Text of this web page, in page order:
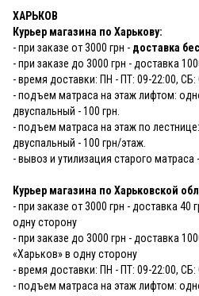
ХАРЬКОВ
Курьер магазина по Харькову:
- при заказе от 3000 грн - доставка
- при заказе до 3000 грн - доставка
- время доставки: ПН - ПТ: 09-22:00, СБ:
- подъем матраса на этаж лифтом:
двуспальный - 100 грн.
- подъем матраса на этаж по
двуспальный - 100 грн/этаж.
- вывоз и утилизация старого матраса -
Курьер магазина по Харьковской
- при заказе от 3000 грн - доставка 40
одну сторону
- при заказе до 3000 грн - доставка
«Харьков» в одну сторону
- время доставки: ПН - ПТ: 09-22:00, СБ:
- подъем матраса на этаж лифтом: